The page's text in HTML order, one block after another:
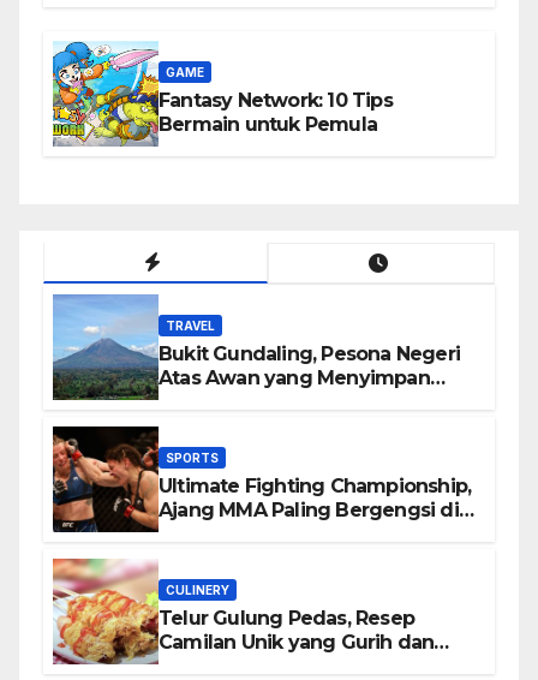
GAME
Fantasy Network: 10 Tips
Bermain untuk Pemula
TRAVEL
Bukit Gundaling, Pesona Negeri
Atas Awan yang Menyimpan
SPORTS
Ultimate Fighting Championship,
Ajang MMA Paling Bergengsi di
CULINERY
Telur Gulung Pedas, Resep
Camilan Unik yang Gurih dan